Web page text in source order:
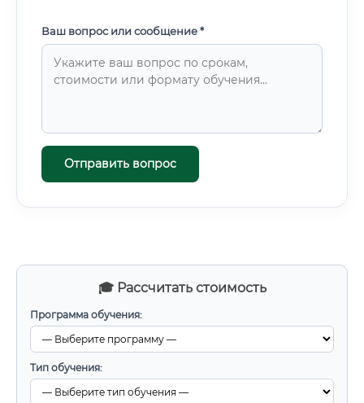
🎓 Рассчитать стоимость
Программа обучения:
Тип обучения:
Ваш вопрос или сообщение *
Отправить вопрос